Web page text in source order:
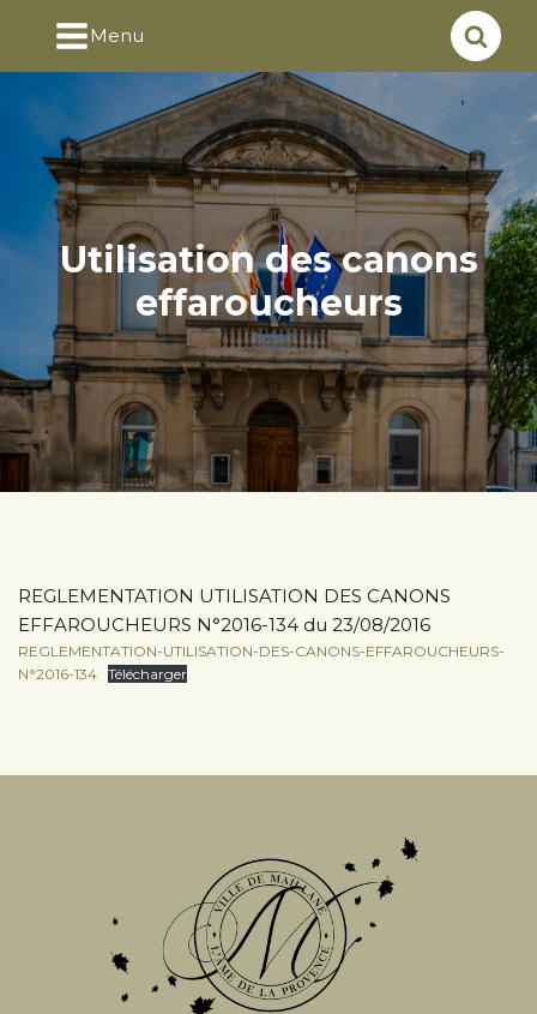
Menu
Utilisation des canons
effaroucheurs
REGLEMENTATION UTILISATION DES CANONS
EFFAROUCHEURS N°2016-134 du 23/08/2016
REGLEMENTATION-UTILISATION-DES-CANONS-EFFAROUCHEURS-
N°2016-134 Télécharger